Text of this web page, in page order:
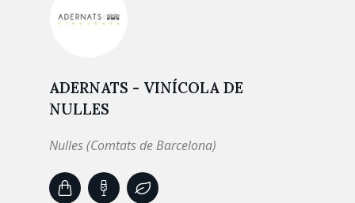
ADERNATS - VINÍCOLA DE
NULLES
Nulles (Comtats de Barcelona)